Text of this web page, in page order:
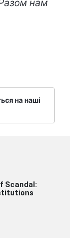
нам
на наші